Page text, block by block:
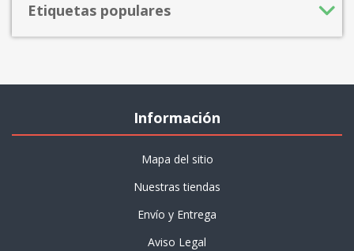
Etiquetas populares
Información
Mapa del sitio
Nuestras tiendas
Envío y Entrega
Aviso Legal